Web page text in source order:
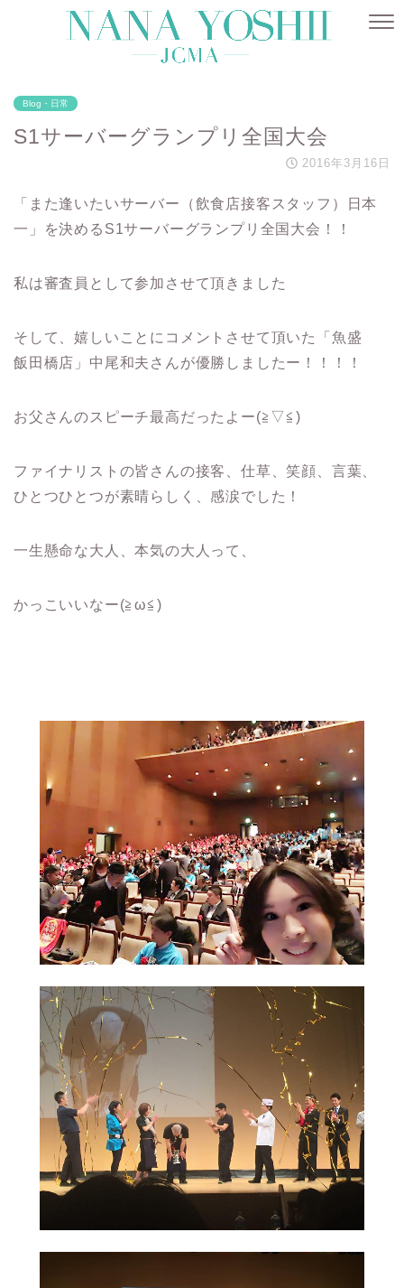
Blog・日常
S1サーバーグランプリ全国大会
2016年3月16日
「また逢いたいサーバー（飲食店接客スタッフ）日本
一」を決めるS1サーバーグランプリ全国大会！！
私は審査員として参加させて頂きました
そして、嬉しいことにコメントさせて頂いた「魚盛
飯田橋店」中尾和夫さんが優勝しましたー！！！！
お父さんのスピーチ最高だったよー(≧▽≦)
ファイナリストの皆さんの接客、仕草、笑顔、言葉、
ひとつひとつが素晴らしく、感涙でした！
一生懸命な大人、本気の大人って、
かっこいいなー(≧ω≦)